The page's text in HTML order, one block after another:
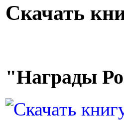
Скачать
"Награды